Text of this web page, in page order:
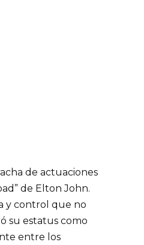
de actuaciones
de Elton John.
y control que no
su estatus como
entre los